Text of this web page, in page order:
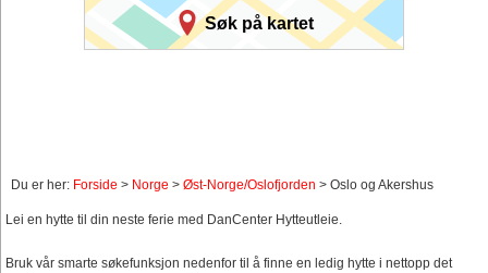
Søk på kartet
Du er her: Forside > Norge > Øst-Norge/Oslofjorden > Oslo og Akershus
Lei en hytte til din neste ferie med DanCenter Hytteutleie.
Bruk vår smarte søkefunksjon nedenfor til å finne en ledig hytte i nettopp det